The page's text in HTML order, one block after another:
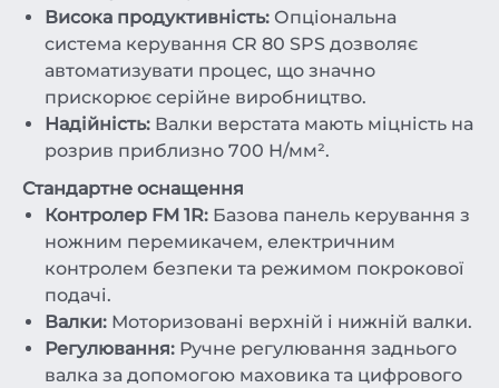
Висока продуктивність: Опціональна
система керування CR 80 SPS дозволяє
автоматизувати процес, що значно
прискорює серійне виробництво.
Надійність: Валки верстата мають міцність на
розрив приблизно 700 Н/мм².
Стандартне оснащення
Контролер FM 1R: Базова панель керування з
ножним перемикачем, електричним
контролем безпеки та режимом покрокової
подачі.
Валки: Моторизовані верхній і нижній валки.
Регулювання: Ручне регулювання заднього
валка за допомогою маховика та цифрового